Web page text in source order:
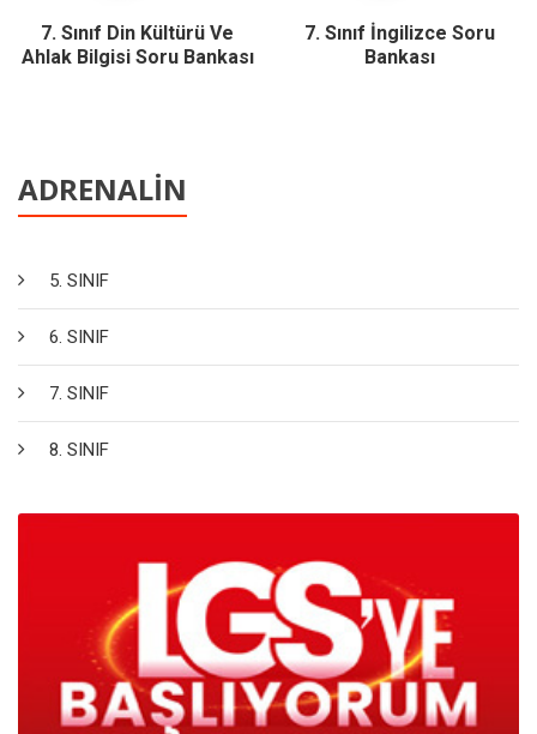
ADRENALİN
5. SINIF
6. SINIF
7. SINIF
8. SINIF
7. Sınıf Din Kültürü Ve
Ahlak Bilgisi Soru Bankası
7. Sınıf İngilizce Soru
Bankası